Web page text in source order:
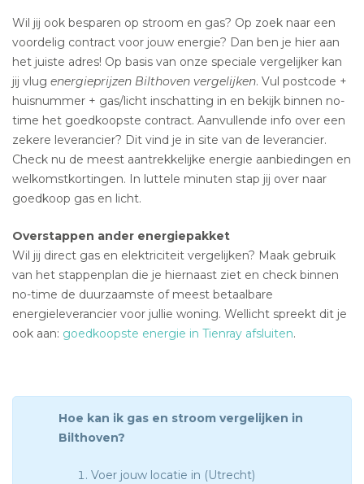
Wil jij ook besparen op stroom en gas? Op zoek naar een
voordelig contract voor jouw energie? Dan ben je hier aan
het juiste adres! Op basis van onze speciale vergelijker kan
jij vlug energieprijzen Bilthoven vergelijken. Vul postcode +
huisnummer + gas/licht inschatting in en bekijk binnen no-
time het goedkoopste contract. Aanvullende info over een
zekere leverancier? Dit vind je in site van de leverancier.
Check nu de meest aantrekkelijke energie aanbiedingen en
welkomstkortingen. In luttele minuten stap jij over naar
goedkoop gas en licht.
Overstappen ander energiepakket
Wil jij direct gas en elektriciteit vergelijken? Maak gebruik
van het stappenplan die je hiernaast ziet en check binnen
no-time de duurzaamste of meest betaalbare
energieleverancier voor jullie woning. Wellicht spreekt dit je
ook aan: goedkoopste energie in Tienray afsluiten.
Hoe kan ik gas en stroom vergelijken in
Bilthoven?
Voer jouw locatie in (Utrecht)